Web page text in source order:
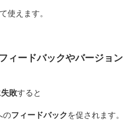
使えます。
ィードバックやバージョン
敗すると
のフィードバックを促されます。